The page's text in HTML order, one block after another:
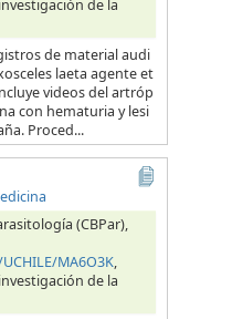
de la
de material audi
laeta agente et
videos del artróp
con hematuria y lesi
Proced...
(CBPar),
MA6O3K,
de la